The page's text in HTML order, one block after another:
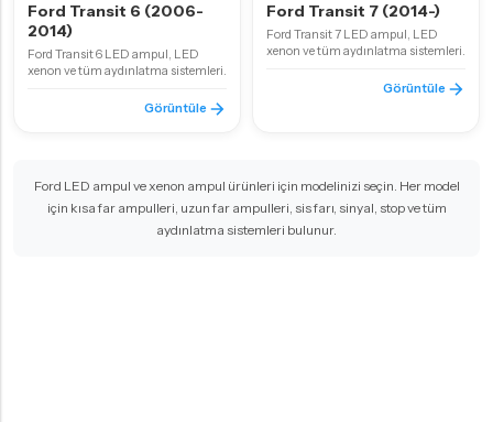
Ford Transit 6 (2006-
2014)
Ford Transit 6 LED ampul, LED
xenon ve tüm aydınlatma sistemleri.
Görüntüle
Ford Transit 7 (2014-)
Ford Transit 7 LED ampul, LED
xenon ve tüm aydınlatma sistemleri.
Görüntüle
Ford LED ampul ve xenon ampul ürünleri için modelinizi seçin. Her model
için kısa far ampulleri, uzun far ampulleri, sis farı, sinyal, stop ve tüm
aydınlatma sistemleri bulunur.